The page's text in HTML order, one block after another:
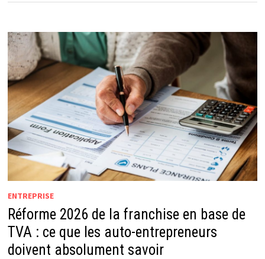
ENTREPRISE
Réforme 2026 de la franchise en base de
TVA : ce que les auto-entrepreneurs
doivent absolument savoir